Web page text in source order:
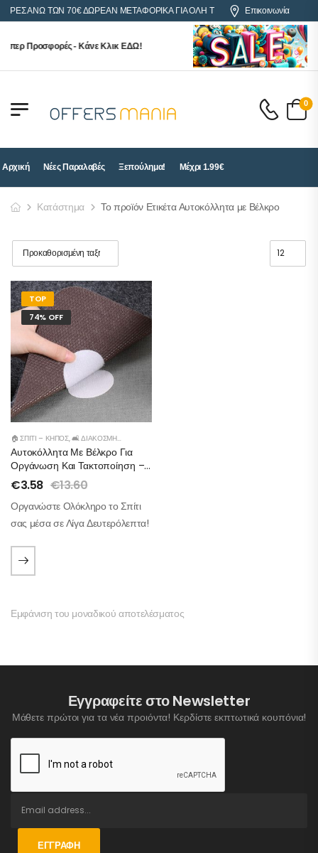
ΑΝΩ ΤΩΝ 70€ ΔΩΡΕΑΝ ΜΕΤΑΦΟΡΙΚΑ ΓΙΑ ΟΛΗ ΤΗΝ ΕΛΛΑΔΑΕπικοινωνία
Προσφορές - Κάνε Κλικ ΕΔΩ!
0
Αρχική Νέες Παραλαβές Ξεπούλημα! Μέχρι 1.99€
Κατάστημα Το προϊόν Ετικέτα Αυτοκόλλητα με Βέλκρο
TOP
74% OFF
🏠 ΣΠΊΤΙ – ΚΉΠΟΣ,🛋️ ΔΙΑΚΌΣΜΗΣΗ
Αυτοκόλλητα Με Βέλκρο Για
Οργάνωση Και Τακτοποίηση –
Σετ 10 Τμχ
€3.58 €13.60
Οργανώστε Ολόκληρο το Σπίτι
σας μέσα σε Λίγα Δευτερόλεπτα!
Εμφάνιση του μοναδικού αποτελέσματος
Εγγραφείτε στο Newsletter
Μάθετε πρώτοι για τα νέα προιόντα! Κερδίστε εκπτωτικά κουπόνια!
ΕΓΓΡΑΦΉ